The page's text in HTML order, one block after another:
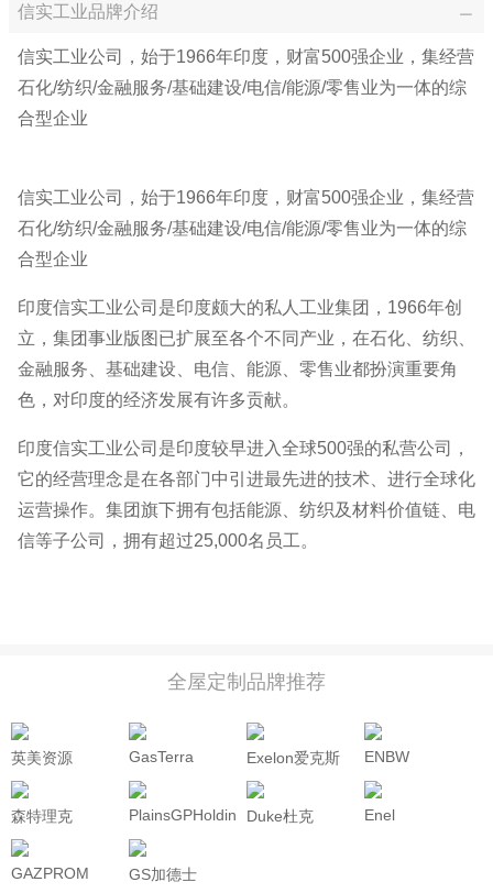
信实工业品牌介绍
信实工业公司，始于1966年印度，财富500强企业，集经营
石化/纺织/金融服务/基础建设/电信/能源/零售业为一体的综
合型企业
信实工业公司，始于1966年印度，财富500强企业，集经营
石化/纺织/金融服务/基础建设/电信/能源/零售业为一体的综
合型企业
印度信实工业公司是印度颇大的私人工业集团，1966年创
立，集团事业版图已扩展至各个不同产业，在石化、纺织、
金融服务、基础建设、电信、能源、零售业都扮演重要角
色，对印度的经济发展有许多贡献。
印度信实工业公司是印度较早进入全球500强的私营公司，
它的经营理念是在各部门中引进最先进的技术、进行全球化
运营操作。集团旗下拥有包括能源、纺织及材料价值链、电
信等子公司，拥有超过25,000名员工。
全屋定制品牌推荐
英美资源
GasTerra
Exelon爱克斯
龙
ENBW
森特理克
PlainsGPHoldingsDuke杜克 Enel
GAZPROM GS加德士